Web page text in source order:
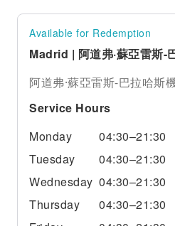
Available for Redemption
Madrid | 阿道弗·蘇亞雷斯-
阿道弗·蘇亞雷斯-巴拉哈斯
Service Hours
Monday
04:30–21:30
Tuesday
04:30–21:30
Wednesday 04:30–21:30
Thursday
04:30–21:30